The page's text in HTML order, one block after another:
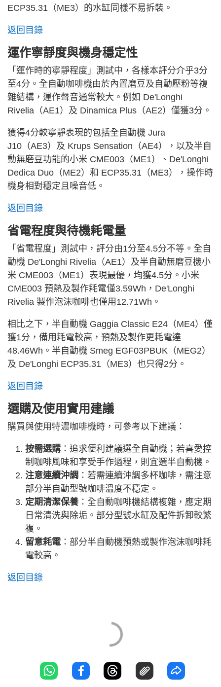
ECP35.31（ME3）的水缸同樣不易拆裝。
返回目錄
運作寧靜度與機身穩定性
「運作時的寧靜程度」測試中，各樣本評分介乎3分
至4分。全自動咖啡機由於內置磨豆及自動壓粉等複
雜結構，運作聲音通常較大。例如 De'Longhi
Rivelia（AE1）及 Dinamica Plus（AE2）僅獲3分。
獲得4分較寧靜表現的包括全自動機 Jura
J10（AE3）及 Krups Sensation（AE4），以及半自
動無磨豆功能的小米 CME003（ME1）、De'Longhi
Dedica Duo（ME2）和 ECP35.31（ME3），操作時
機身相對穩定且噪音低。
返回目錄
省電程度與待機耗電量
「省電程度」測試中，評分由1分至4.5分不等。全自
動機 De'Longhi Rivelia（AE1）及半自動無磨豆機小
米 CME003（ME1）表現最優，均獲4.5分。小米
CME003 預熱及製作耗電僅3.59Wh，De'Longhi
Rivelia 製作泡沫咖啡也僅用12.71Wh。
相比之下，半自動機 Gaggia Classic E24（ME4）僅
獲1分，備用耗電較高，預熱及製作更耗電達
48.46Wh。半自動機 Smeg EGF03PBUK（MEG2）
及 De'Longhi ECP35.31（ME3）也只得2分。
返回目錄
選購及使用實用建議
購買與使用特濃咖啡機時，可參考以下建議：
按需選購 ：追求便利建議選全自動機；若喜愛控
制咖啡風味和享受手作過程，則宜選半自動機。
注意連續沖調 ：若需連續沖調多杯咖啡，需注意
部分半自動型號咖啡溫度不穩定。
定期清潔保養：全自動咖啡機結構複雜，應定期
日常清洗與除垢。部分型號水缸及配件拆卸較繁
複。
留意耗電 ：部分半自動機預熱或製作泡沫咖啡耗
電較高。
返回目錄